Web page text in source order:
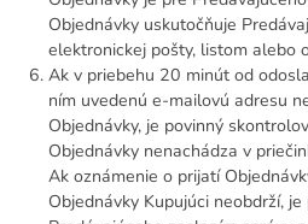
Objednávky uskutočňuje
elektronickej pošty, listom alebo
Ak v priebehu 20 minút od
ním uvedenú e-mailovú adresu
Objednávky, je povinný
Objednávky nenachádza v
Ak oznámenie o prijatí
Objednávky Kupujúci neobdrží,